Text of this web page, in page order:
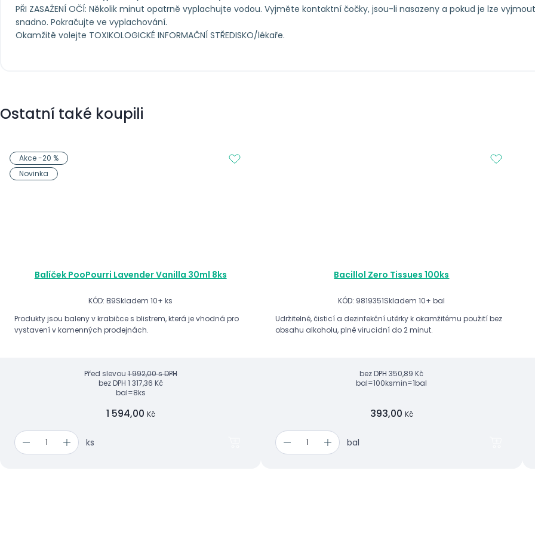
PŘI ZASAŽENÍ OČÍ: Několik minut opatrně vyplachujte vodou. Vyjměte kontaktní čočky, jsou-li nasazeny a pokud je lze vyjmout
snadno. Pokračujte ve vyplachování.
Okamžitě volejte TOXIKOLOGICKÉ INFORMAČNÍ STŘEDISKO/lékaře.
Ostatní také koupili
Balíček PooPourri Lavender Vanilla 30ml 8ks
KÓD: B9Skladem 10+ ks
Produkty jsou baleny v krabičce s blistrem, která je vhodná pro
vystavení v kamenných prodejnách.
Před slevou1 992,00 s DPH
bez DPH 1 317,36 Kč
bal=8ks
1 594,00 Kč
ks
Akce -20 %
Novinka
Bacillol Zero Tissues 100ks
KÓD: 9819351Skladem 10+ bal
Udržitelné, čisticí a dezinfekční utěrky k okamžitému použití bez
obsahu alkoholu, plně virucidní do 2 minut.
bez DPH 350,89 Kč
bal=100ksmin=1bal
393,00 Kč
bal